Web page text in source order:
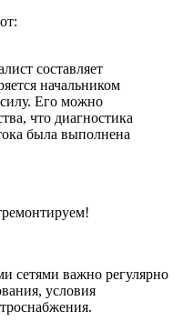
составляет
начальником
Его можно
что диагностика
была выполнена
сетями важно регулярно
условия